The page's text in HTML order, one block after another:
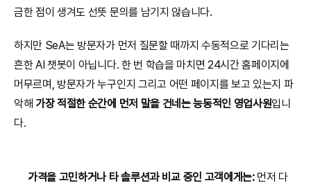
금한 점이 생겨도 선뜻 문의를 남기지 않습니다.
하지만 SeA는 방문자가 먼저 질문할 때까지 수동적으로 기다리는
흔한 AI 챗봇이 아닙니다. 한 번 학습을 마치면 24시간 홈페이지에
머무르며, 방문자가 누구인지 그리고 어떤 페이지를 보고 있는지 파
악해 가장 적절한 순간에 먼저 말을 건네는 능동적인 영업사원입니
다.
가격을 고민하거나 타 솔루션과 비교 중인 고객에게는: 먼저 다